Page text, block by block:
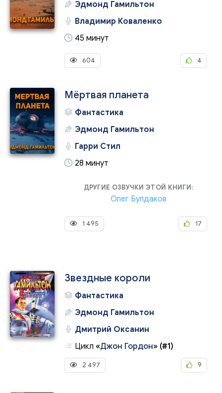
Эдмонд Гамильтон
Владимир Коваленко
45 минут
604 4
Мёртвая планета
Фантастика
Эдмонд Гамильтон
Гарри Стил
28 минут
ДРУГИЕ ОЗВУЧКИ ЭТОЙ КНИГИ:
Олег Булдаков
1 495 17
Звездные короли
Фантастика
Эдмонд Гамильтон
Дмитрий Оксанин
Цикл «Джон Гордон» (#1)
2 497 9